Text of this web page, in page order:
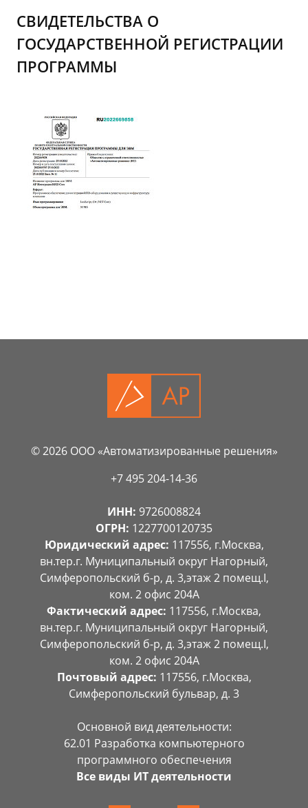
СВИДЕТЕЛЬСТВА О
ГОСУДАРСТВЕННОЙ РЕГИСТРАЦИИ
ПРОГРАММЫ
© 2026 ООО «Автоматизированные решения»
+7 495 204-14-36
ИНН: 9726008824
ОГРН: 1227700120735
Юридический адрес: 117556, г.Москва,
вн.тер.г. Муниципальный округ Нагорный,
Симферопольский б-р, д. 3,этаж 2 помещ.I,
ком. 2 офис 204А
Фактический адрес: 117556, г.Москва,
вн.тер.г. Муниципальный округ Нагорный,
Симферопольский б-р, д. 3,этаж 2 помещ.I,
ком. 2 офис 204А
Почтовый адрес: 117556, г.Москва,
Симферопольский бульвар, д. 3
Основной вид деятельности:
62.01 Разработка компьютерного
программного обеспечения
Все виды ИТ деятельности